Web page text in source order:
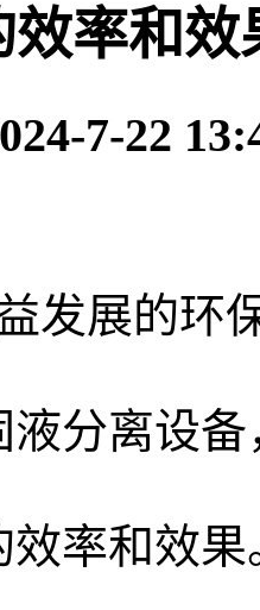
率和效
7-22
展的环
液分离设
效率和效